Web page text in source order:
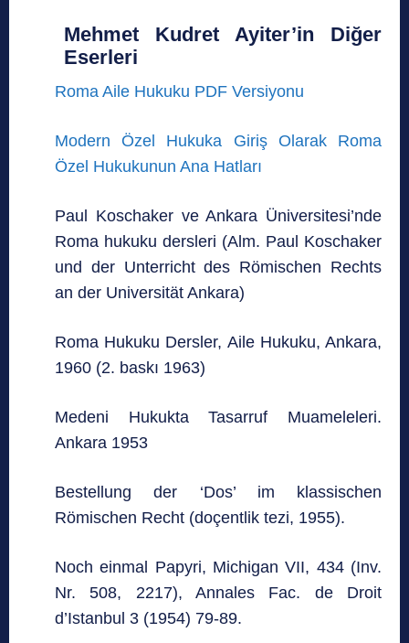
Mehmet Kudret Ayiter’in Diğer
Eserleri
Roma Aile Hukuku PDF Versiyonu
Modern Özel Hukuka Giriş Olarak Roma
Özel Hukukunun Ana Hatları
Paul Koschaker ve Ankara Üniversitesi’nde
Roma hukuku dersleri (Alm. Paul Koschaker
und der Unterricht des Römischen Rechts
an der Universität Ankara)
Roma Hukuku Dersler, Aile Hukuku, Ankara,
1960 (2. baskı 1963)
Medeni Hukukta Tasarruf Muameleleri.
Ankara 1953
Bestellung der ‘Dos’ im klassischen
Römischen Recht (doçentlik tezi, 1955).
Noch einmal Papyri, Michigan VII, 434 (Inv.
Nr. 508, 2217), Annales Fac. de Droit
d’Istanbul 3 (1954) 79-89.